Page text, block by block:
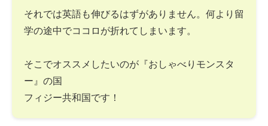
それでは英語も伸びるはずがありません。何より留
学の途中でココロが折れてしまいます。
そこでオススメしたいのが『おしゃべりモンスタ
ー』の国
フィジー共和国です！